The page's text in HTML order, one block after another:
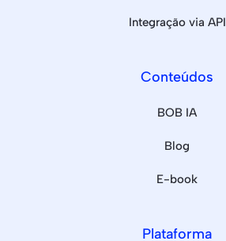
Integração via API
Conteúdos
BOB IA
Blog
E-book
Plataforma